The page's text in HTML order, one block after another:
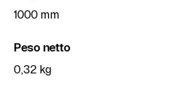
1000 mm
Peso netto
0,32 kg